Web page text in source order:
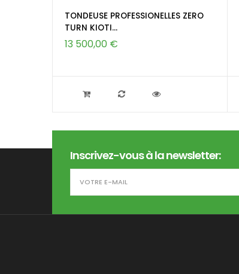
TONDEUSE PROFESSIONELLES ZERO
TURN KIOTI...
13 500,00 €
Inscrivez-vous à la newsletter: